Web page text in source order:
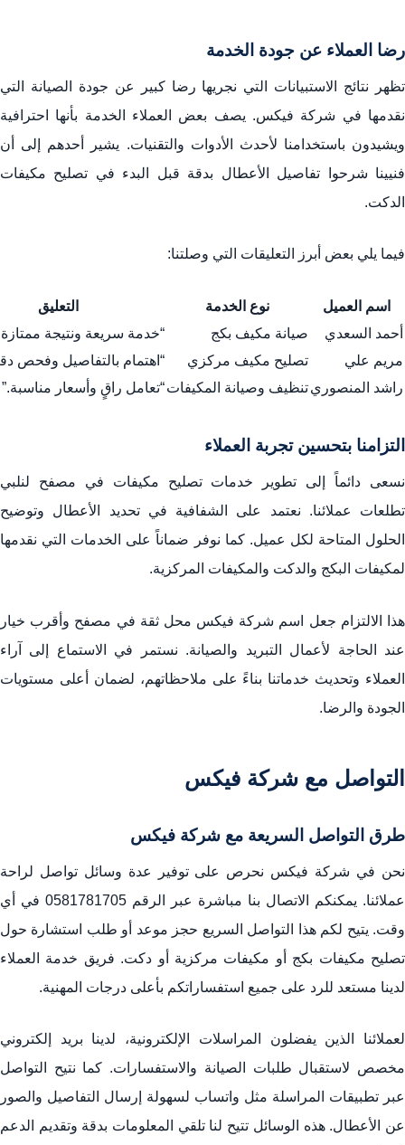
رضا العملاء عن جودة الخدمة
تظهر نتائج الاستبيانات التي نجريها رضا كبير عن جودة الصيانة التي
نقدمها في شركة فيكس. يصف بعض العملاء الخدمة بأنها احترافية
ويشيدون باستخدامنا لأحدث الأدوات والتقنيات. يشير أحدهم إلى أن
فنيينا شرحوا تفاصيل الأعطال بدقة قبل البدء في تصليح مكيفات
الدكت.
فيما يلي بعض أبرز التعليقات التي وصلتنا:
اسم العميل نوع الخدمة
التعليق
أحمد السعدي
صيانة مكيف بكج
“خدمة سريعة ونتيجة
مريم علي
تصليح مكيف مركزي
“اهتمام بالتفاصيل وفحص
راشد المنصوريتنظيف وصيانة المكيفات“تعامل راقٍ وأسعار مناسبة.”
التزامنا بتحسين تجربة العملاء
نسعى دائماً إلى تطوير خدمات تصليح مكيفات في مصفح لنلبي
تطلعات عملائنا. نعتمد على الشفافية في تحديد الأعطال وتوضيح
الحلول المتاحة لكل عميل. كما نوفر ضماناً على الخدمات التي نقدمها
لمكيفات البكج والدكت والمكيفات المركزية.
هذا الالتزام جعل اسم شركة فيكس محل ثقة في مصفح وأقرب خيار
عند الحاجة لأعمال التبريد والصيانة. نستمر في الاستماع إلى آراء
العملاء وتحديث خدماتنا بناءً على ملاحظاتهم، لضمان أعلى مستويات
الجودة والرضا.
التواصل مع شركة فيكس
طرق التواصل السريعة مع شركة فيكس
نحن في شركة فيكس نحرص على توفير عدة وسائل تواصل لراحة
عملائنا. يمكنكم الاتصال بنا مباشرة عبر الرقم 0581781705 في أي
وقت. يتيح لكم هذا التواصل السريع حجز موعد أو طلب استشارة حول
تصليح مكيفات بكج أو مكيفات مركزية أو دكت. فريق خدمة العملاء
لدينا مستعد للرد على جميع استفساراتكم بأعلى درجات المهنية.
لعملائنا الذين يفضلون المراسلات الإلكترونية، لدينا بريد إلكتروني
مخصص لاستقبال طلبات الصيانة والاستفسارات. كما نتيح التواصل
عبر تطبيقات المراسلة مثل واتساب لسهولة إرسال التفاصيل والصور
عن الأعطال. هذه الوسائل تتيح لنا تلقي المعلومات بدقة وتقديم الدعم